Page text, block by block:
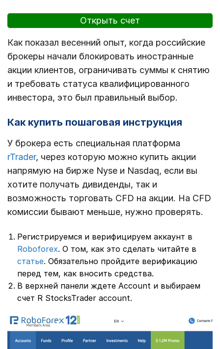
Открыть счет
Как показал весенний опыт, когда российские
брокеры начали блокировать иностранные
акции клиентов, ограничивать суммы к снятию
и требовать статуса квалифицированного
инвестора, это был правильный выбор.
Как купить пошаговая инструкция
У брокера есть специальная платформа
rTrader, через которую можно купить акции
напрямую на бирже Nyse и Nasdaq, если вы
хотите получать дивиденды, так и
возможность торговать CFD на акции. На CFD
комиссии бывают меньше, нужно проверять.
Регистрируемся и верифицируем аккаунт в
Roboforex. О том, как это сделать читайте в
статье. Обязательно пройдите верификацию
перед тем, как вносить средства.
В верхней панели ждете Account и выбираем
счет R StocksTrader account.